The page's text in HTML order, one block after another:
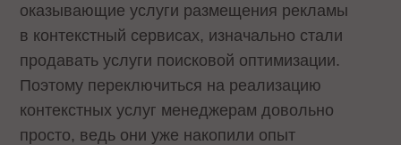
оказывающие услуги размещения рекламы
в контекстный сервисах, изначально стали
продавать услуги поисковой оптимизации.
Поэтому переключиться на реализацию
контекстных услуг менеджерам довольно
просто, ведь они уже накопили опыт